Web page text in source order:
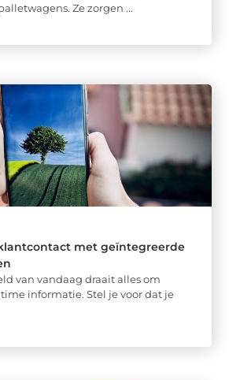
Ze zorgen ...
met geïntegreerde
van vandaag draait alles om
informatie. Stel je voor dat je